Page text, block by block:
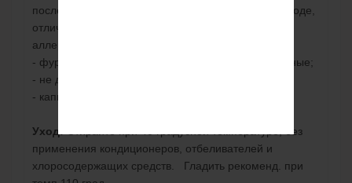
после сжатия легко восстанавливается, прост в уходе,
отличные согревающие свойства, не вызывает
аллергию);
- фурнитура качественная, швы ровные и аккуратные;
- не деформируется после стирки;
- капюшон съемный;
Уход:
Стирайте при 40 градусной температуре, без
применения кондиционеров, отбеливателей и
хлоросодержащих средств. Гладить рекоменд. при